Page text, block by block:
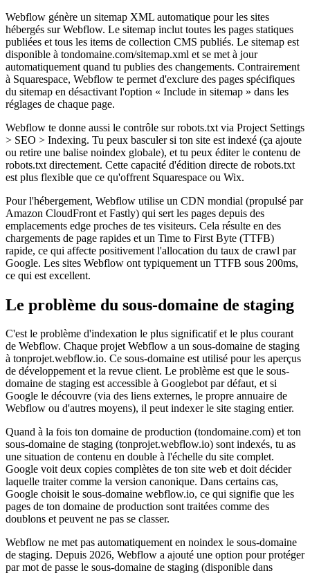
Webflow génère un sitemap XML automatique pour les sites
hébergés sur Webflow. Le sitemap inclut toutes les pages statiques
publiées et tous les items de collection CMS publiés. Le sitemap est
disponible à tondomaine.com/sitemap.xml et se met à jour
automatiquement quand tu publies des changements. Contrairement
à Squarespace, Webflow te permet d'exclure des pages spécifiques
du sitemap en désactivant l'option « Include in sitemap » dans les
réglages de chaque page.
Webflow te donne aussi le contrôle sur robots.txt via Project Settings
> SEO > Indexing. Tu peux basculer si ton site est indexé (ça ajoute
ou retire une balise noindex globale), et tu peux éditer le contenu de
robots.txt directement. Cette capacité d'édition directe de robots.txt
est plus flexible que ce qu'offrent Squarespace ou Wix.
Pour l'hébergement, Webflow utilise un CDN mondial (propulsé par
Amazon CloudFront et Fastly) qui sert les pages depuis des
emplacements edge proches de tes visiteurs. Cela résulte en des
chargements de page rapides et un Time to First Byte (TTFB)
rapide, ce qui affecte positivement l'allocation du taux de crawl par
Google. Les sites Webflow ont typiquement un TTFB sous 200ms,
ce qui est excellent.
Le problème du sous-domaine de staging
C'est le problème d'indexation le plus significatif et le plus courant
de Webflow. Chaque projet Webflow a un sous-domaine de staging
à tonprojet.webflow.io. Ce sous-domaine est utilisé pour les aperçus
de développement et la revue client. Le problème est que le sous-
domaine de staging est accessible à Googlebot par défaut, et si
Google le découvre (via des liens externes, le propre annuaire de
Webflow ou d'autres moyens), il peut indexer le site staging entier.
Quand à la fois ton domaine de production (tondomaine.com) et ton
sous-domaine de staging (tonprojet.webflow.io) sont indexés, tu as
une situation de contenu en double à l'échelle du site complet.
Google voit deux copies complètes de ton site web et doit décider
laquelle traiter comme la version canonique. Dans certains cas,
Google choisit le sous-domaine webflow.io, ce qui signifie que les
pages de ton domaine de production sont traitées comme des
doublons et peuvent ne pas se classer.
Webflow ne met pas automatiquement en noindex le sous-domaine
de staging. Depuis 2026, Webflow a ajouté une option pour protéger
par mot de passe le sous-domaine de staging (disponible dans